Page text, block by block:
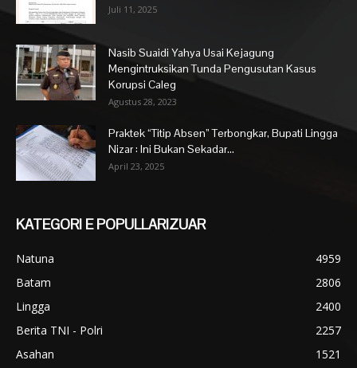
Juli 11, 2025
Nasib Suaidi Yahya Usai Kejagung
Mengintruksikan Tunda Pengusutan Kasus
Korupsi Caleg
Agustus 28, 2023
Praktek “Titip Absen” Terbongkar, Bupati Lingga
Nizar : Ini Bukan Sekadar...
April 23, 2025
KATEGORI E POPULLARIZUAR
Natuna
4959
Batam
2806
Lingga
2400
Berita TNI - Polri
2257
Asahan
1521